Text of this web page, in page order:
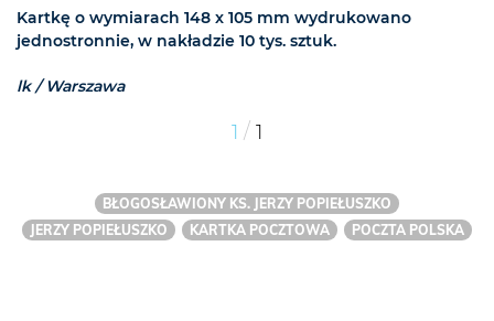
Kartkę o wymiarach 148 x 105 mm wydrukowano
jednostronnie, w nakładzie 10 tys. sztuk.
lk / Warszawa
1 / 1
BŁOGOSŁAWIONY KS. JERZY POPIEŁUSZKO
JERZY POPIEŁUSZKO
KARTKA POCZTOWA POCZTA POLSKA